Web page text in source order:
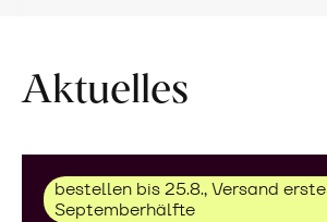
Aktuelles
bestellen bis 25.8., Versand erste
Septemberhälfte